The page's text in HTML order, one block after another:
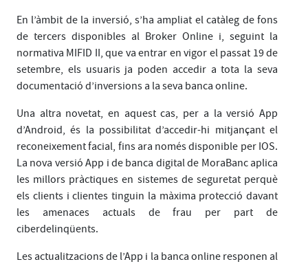
En l’àmbit de la inversió, s’ha ampliat el catàleg de fons
de tercers disponibles al Broker Online i, seguint la
normativa MIFID II, que va entrar en vigor el passat 19 de
setembre, els usuaris ja poden accedir a tota la seva
documentació d’inversions a la seva banca online.
Una altra novetat, en aquest cas, per a la versió App
d’Android, és la possibilitat d’accedir-hi mitjançant el
reconeixement facial, fins ara només disponible per IOS.
La nova versió App i de banca digital de MoraBanc aplica
les millors pràctiques en sistemes de seguretat perquè
els clients i clientes tinguin la màxima protecció davant
les amenaces actuals de frau per part de
ciberdelinqüents.
Les actualitzacions de l’App i la banca online responen al